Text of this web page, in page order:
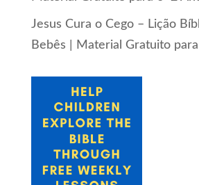
Jesus Cura o Cego – Lição
Bebês | Material Gratuito